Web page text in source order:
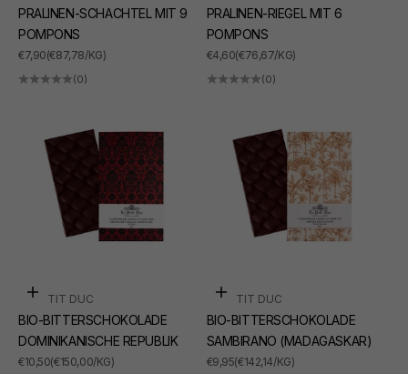
PRALINEN-SCHACHTEL MIT 9
POMPONS
ANGEBOT
€7,90(€87,78/KG)
(0)
PRALINEN-RIEGEL MIT 6
POMPONS
ANGEBOT
€4,60(€76,67/KG)
(0)
In den Warenkorb
LE PETIT DUC
BIO-BITTERSCHOKOLADE
DOMINIKANISCHE REPUBLIK
ANGEBOT
€10,50(€150,00/KG)
In den Warenkorb
LE PETIT DUC
BIO-BITTERSCHOKOLADE
SAMBIRANO (MADAGASKAR)
ANGEBOT
€9,95(€142,14/KG)